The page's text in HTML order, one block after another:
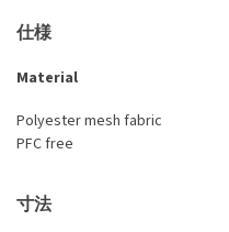
仕様
Material
Polyester mesh fabric
PFC free
寸法